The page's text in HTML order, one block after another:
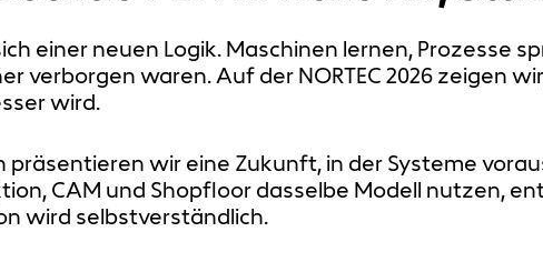
einer neuen Logik. Maschinen lernen, Prozesse
verborgen waren. Auf der NORTEC 2026 zeigen
wird.
präsentieren wir eine Zukunft, in der Systeme
CAM und Shopfloor dasselbe Modell nutzen,
wird selbstverständlich.